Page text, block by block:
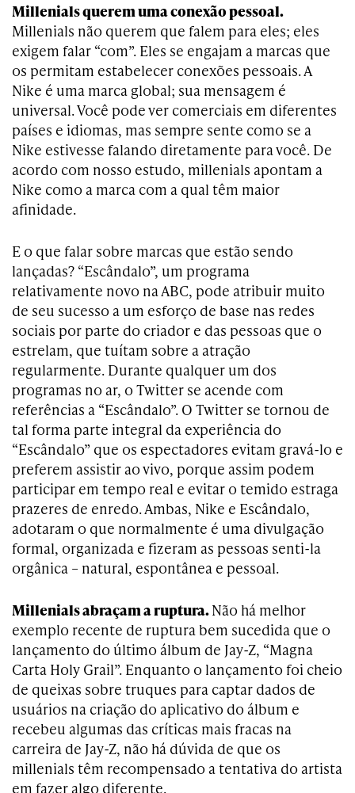
Millenials querem uma conexão pessoal.
Millenials não querem que falem para eles; eles
exigem falar “com”. Eles se engajam a marcas que
os permitam estabelecer conexões pessoais. A
Nike é uma marca global; sua mensagem é
universal. Você pode ver comerciais em diferentes
países e idiomas, mas sempre sente como se a
Nike estivesse falando diretamente para você. De
acordo com nosso estudo, millenials apontam a
Nike como a marca com a qual têm maior
afinidade.
E o que falar sobre marcas que estão sendo
lançadas? “Escândalo”, um programa
relativamente novo na ABC, pode atribuir muito
de seu sucesso a um esforço de base nas redes
sociais por parte do criador e das pessoas que o
estrelam, que tuítam sobre a atração
regularmente. Durante qualquer um dos
programas no ar, o Twitter se acende com
referências a “Escândalo”. O Twitter se tornou de
tal forma parte integral da experiência do
“Escândalo” que os espectadores evitam gravá-lo e
preferem assistir ao vivo, porque assim podem
participar em tempo real e evitar o temido estraga
prazeres de enredo. Ambas, Nike e Escândalo,
adotaram o que normalmente é uma divulgação
formal, organizada e fizeram as pessoas senti-la
orgânica – natural, espontânea e pessoal.
Millenialsabraçam a ruptura.Não há melhor
exemplo recente de ruptura bem sucedida que o
lançamento do último álbum de Jay-Z, “Magna
Carta Holy Grail”. Enquanto o lançamento foi cheio
de queixas sobre truques para captar dados de
usuários na criação do aplicativo do álbum e
recebeu algumas das críticas mais fracas na
carreira de Jay-Z, não há dúvida de que os
millenials têm recompensado a tentativa do artista
em fazer algo diferente.